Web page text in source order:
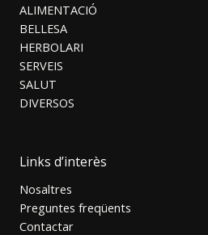
ALIMENTACIÓ
BELLESA
HERBOLARI
SERVEIS
SALUT
DIVERSOS
Links d’interès
Nosaltres
Preguntes freqüents
Contactar